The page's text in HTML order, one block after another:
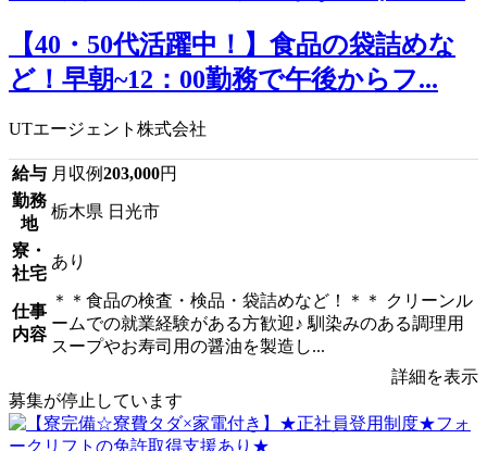
【40・50代活躍中！】食品の袋詰めな
ど！早朝~12：00勤務で午後からフ...
UTエージェント株式会社
給与 月収例203,000円
勤務
地
栃木県 日光市
寮・
社宅
あり
仕事
内容
＊＊食品の検査・検品・袋詰めなど！＊＊ クリーンル
ームでの就業経験がある方歓迎♪ 馴染みのある調理用
スープやお寿司用の醤油を製造し...
詳細を表示
募集が停止しています